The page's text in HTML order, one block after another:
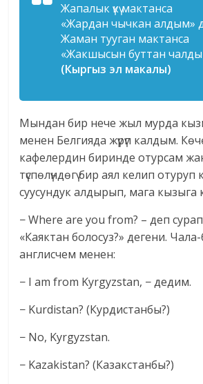
Жапалык үкү мактанса
«Жардан чычкан алдым»
Жаман тууган мактанса
«Жакшысын буттан
(Кыргыз эл макалы)
Мындан бир нече жыл мурда
менен Белгияда жүрүп калдым.
кафелердин биринде отурсам
түспөлүндөгү бир аял келип отуруп
суусундук алдырып, мага кызыга
− Where are you from? – деп
«Каяктан болосуз?» дегени.
англисчем менен:
− I am from Kyrgyzstan, − дедим.
− Kurdistan? (Курдистанбы?)
− No, Kyrgyzstan.
− Kazakistan? (Казакстанбы?)